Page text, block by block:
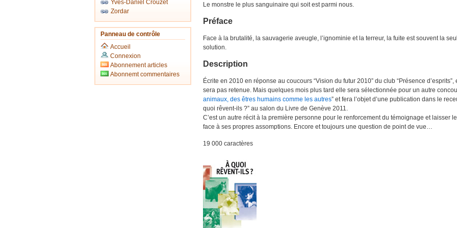
Yves-Daniel Crouzet
Zordar
Panneau de contrôle
Accueil
Connexion
Abonnement articles
Abonnemt commentaires
Le monstre le plus sanguinaire qui soit est parmi nous.
Préface
Face à la brutalité, la sauvagerie aveugle, l’ignominie et la terreur, la fuite est souvent la
solution.
Description
Écrite en 2010 en réponse au coucours “Vision du futur 2010” du club “Présence d’esprits”,
sera pas retenue. Mais quelques mois plus tard elle sera sélectionnée pour un autre
animaux, des êtres humains comme les autres” et fera l’objet d’une publication dans le
quoi rêvent-ils ?” au salon du Livre de Genève 2011.
C’est un autre récit à la première personne pour le renforcement du témoignage et laisser
face à ses propres assomptions. Encore et toujours une question de point de vue…
19 000 caractères